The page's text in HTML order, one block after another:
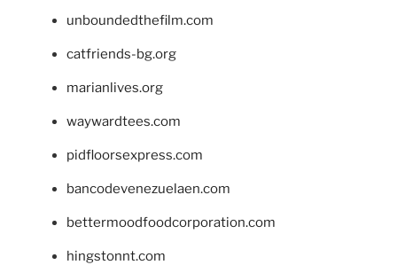
unboundedthefilm.com
catfriends-bg.org
marianlives.org
waywardtees.com
pidfloorsexpress.com
bancodevenezuelaen.com
bettermoodfoodcorporation.com
hingstonnt.com